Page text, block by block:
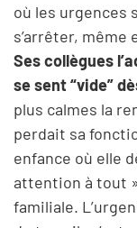
où les urgences
s’arrêter, même
Ses collègues
se sent “vide”
plus calmes la
perdait sa
enfance où elle
attention à tout
familiale.